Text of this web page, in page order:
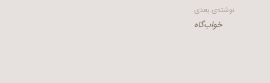
نوشته‌ی بعدی
خواب‌گاه